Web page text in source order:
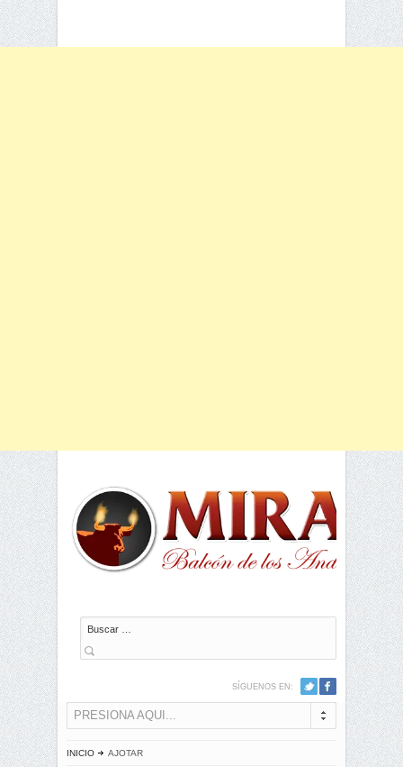
Buscar
SÍGUENOS EN:
PRESIONA AQUI...
INICIO AJOTAR